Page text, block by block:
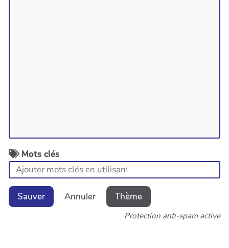
Mots clés
Sauver Annuler Thème
Protection anti-spam active